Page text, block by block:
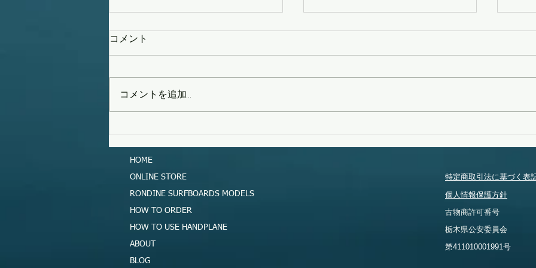
コメント
コメントを追加…
HOME
ONLINE STORE
RONDINE SURFBOARDS MODELS
HOW TO ORDER
HOW TO USE HANDPLANE
ABOUT
BLOG
特定商取引法に基づく表
個人情報保護方針
​古物商許可番号
​栃木県公安委員会
​第411010001991号